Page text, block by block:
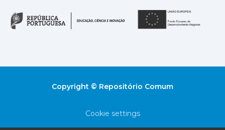
República Portuguesa
Copyright © Repositório Comum
Cookie settings